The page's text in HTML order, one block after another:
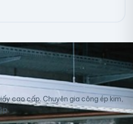
cao cấp. Chuyên gia công ép kim,